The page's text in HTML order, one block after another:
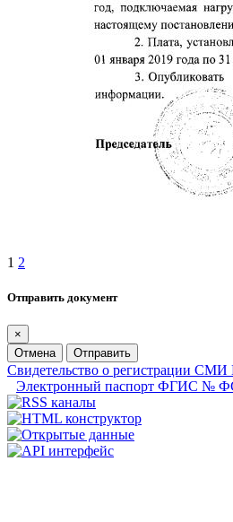
1 2
Отправить документ
×
Отмена
Отправить
Свидетельство о регистрации
Электронный паспорт ФГИС №